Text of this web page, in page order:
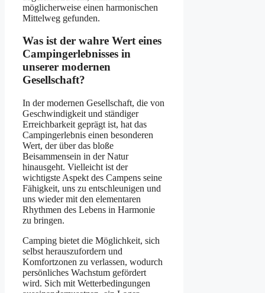
möglicherweise einen harmonischen
Mittelweg gefunden.
Was ist der wahre Wert eines
Campingerlebnisses in
unserer modernen
Gesellschaft?
In der modernen Gesellschaft, die von
Geschwindigkeit und ständiger
Erreichbarkeit geprägt ist, hat das
Campingerlebnis einen besonderen
Wert, der über das bloße
Beisammensein in der Natur
hinausgeht. Vielleicht ist der
wichtigste Aspekt des Campens seine
Fähigkeit, uns zu entschleunigen und
uns wieder mit den elementaren
Rhythmen des Lebens in Harmonie
zu bringen.
Camping bietet die Möglichkeit, sich
selbst herauszufordern und
Komfortzonen zu verlassen, wodurch
persönliches Wachstum gefördert
wird. Sich mit Wetterbedingungen